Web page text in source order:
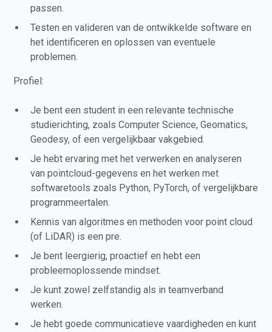
passen.
Testen en valideren van de ontwikkelde software en
het identificeren en oplossen van eventuele
problemen.
Profiel:
Je bent een student in een relevante technische
studierichting, zoals Computer Science, Geomatics,
Geodesy, of een vergelijkbaar vakgebied.
Je hebt ervaring met het verwerken en analyseren
van pointcloud-gegevens en het werken met
softwaretools zoals Python, PyTorch, of vergelijkbare
programmeertalen.
Kennis van algoritmes en methoden voor point cloud
(of LiDAR) is een pre.
Je bent leergierig, proactief en hebt een
probleemoplossende mindset.
Je kunt zowel zelfstandig als in teamverband
werken.
Je hebt goede communicatieve vaardigheden en kunt